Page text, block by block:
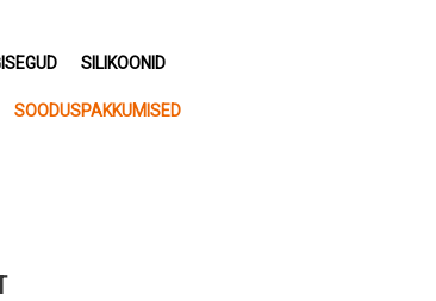
SILIKOONID
SOODUSPAKKUMISED